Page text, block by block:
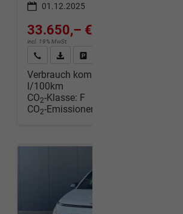
01.12.2025
33.650,– €
incl. 19% MwSt.
Wir rufen Sie anFahrzeugexposé (PDF)
Verbrauch kombiniert:
l/100km
CO2-Klasse: F
CO2-Emissionen: